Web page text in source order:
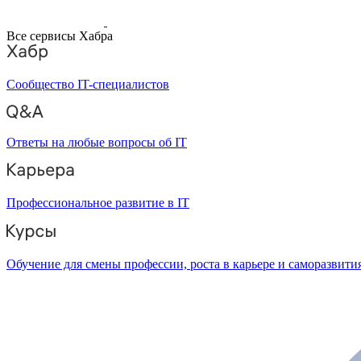
Все сервисы Хабра
Сообщество IT-специалистов
Ответы на любые вопросы об IT
Профессиональное развитие в IT
Обучение для смены профессии, роста в карьере и